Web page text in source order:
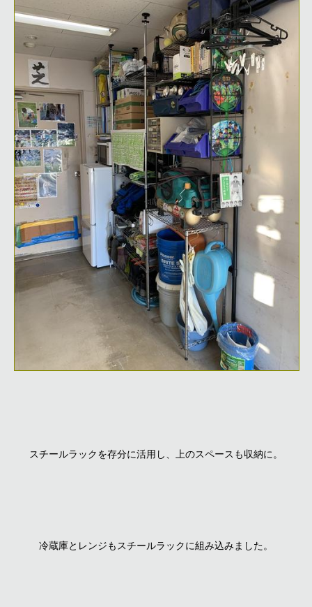
スチールラックを存分に活用し、上のスペースも収納に。
冷蔵庫とレンジもスチールラックに組み込みました。